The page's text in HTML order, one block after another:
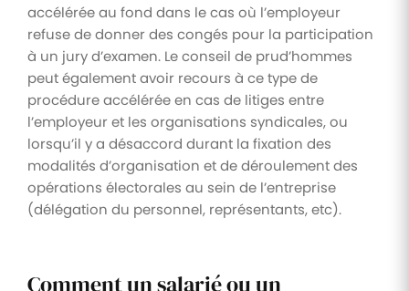
accélérée au fond dans le cas où l’employeur
refuse de donner des congés pour la participation
à un jury d’examen. Le conseil de prud’hommes
peut également avoir recours à ce type de
procédure accélérée en cas de litiges entre
l’employeur et les organisations syndicales, ou
lorsqu’il y a désaccord durant la fixation des
modalités d’organisation et de déroulement des
opérations électorales au sein de l’entreprise
(délégation du personnel, représentants, etc).
Comment un salarié ou un